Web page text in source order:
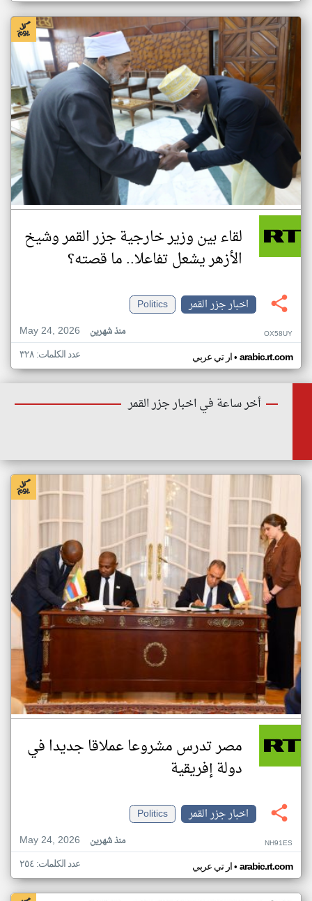
لقاء بين وزير خارجية جزر القمر وشيخ
الأزهر يشعل تفاعلا.. ما قصته؟
اخبار جزر القمر
Politics
May 24, 2026
منذ شهرين OX58UY
ار تي عربي• arabic.rt.com عدد الكلمات: ٣٢٨
أخر ساعة في اخبار جزر القمر
مصر تدرس مشروعا عملاقا جديدا في
دولة إفريقية
اخبار جزر القمر
Politics
May 24, 2026
منذ شهرين NH91ES
ار تي عربي• arabic.rt.com عدد الكلمات: ٢٥٤